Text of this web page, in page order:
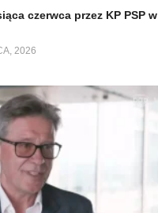
czerwca przez KP PSP w
2026